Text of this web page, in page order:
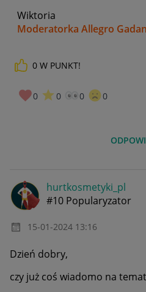
Wiktoria
Moderatorka Allegro
0 W PUNKT!
0 0 0 0
hurtkosmetyki_pl
#10 Popularyzator
‎15-01-2024 13:16
Dzień dobry,
czy już coś wiadomo na